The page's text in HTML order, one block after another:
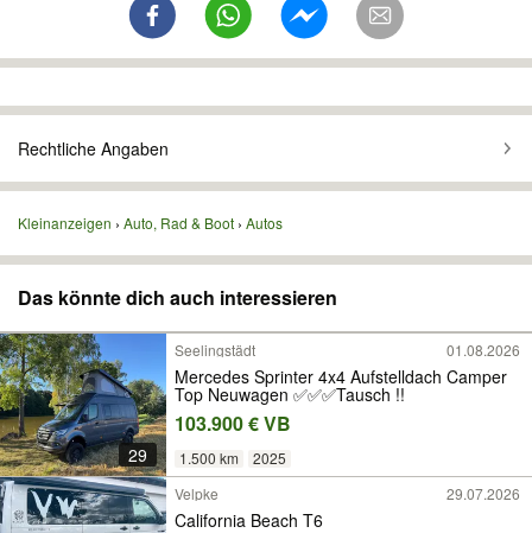
Rechtliche Angaben
Kleinanzeigen Auto, Rad & Boot Autos
Das könnte dich auch interessieren
29
Seelingstädt 01.08.2026
Mercedes Sprinter 4x4 Aufstelldach Camper
Top Neuwagen ✅✅✅Tausch !!
103.900 € VB
1.500 km 2025
Velpke 29.07.2026
California Beach T6